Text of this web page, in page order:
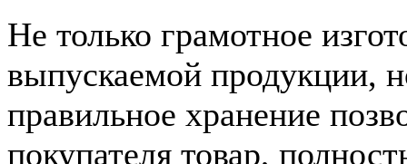
Не только грамотное
выпускаемой продукции,
правильное хранение
покупателя товар,